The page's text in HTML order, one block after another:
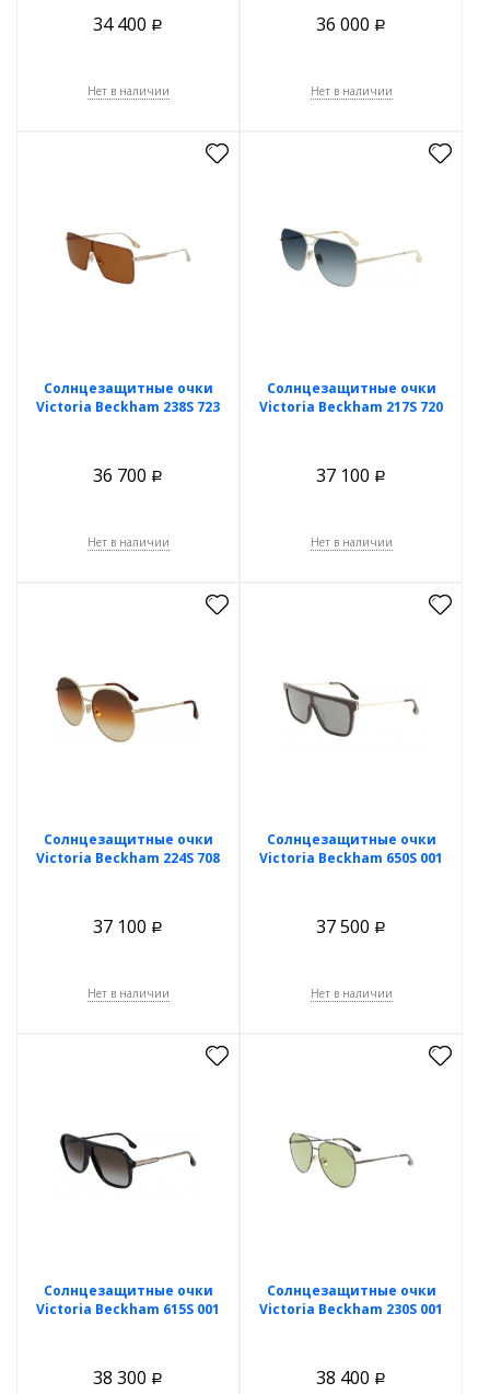
34 400 Р
Нет в наличии
36 000 Р
Нет в наличии
Солнцезащитные очки
Victoria Beckham 238S 723
36 700 Р
Нет в наличии
Солнцезащитные очки
Victoria Beckham 217S 720
37 100 Р
Нет в наличии
Солнцезащитные очки
Victoria Beckham 224S 708
37 100 Р
Нет в наличии
Солнцезащитные очки
Victoria Beckham 650S 001
37 500 Р
Нет в наличии
Солнцезащитные очки
Victoria Beckham 615S 001
38 300 Р
Солнцезащитные очки
Victoria Beckham 230S 001
38 400 Р